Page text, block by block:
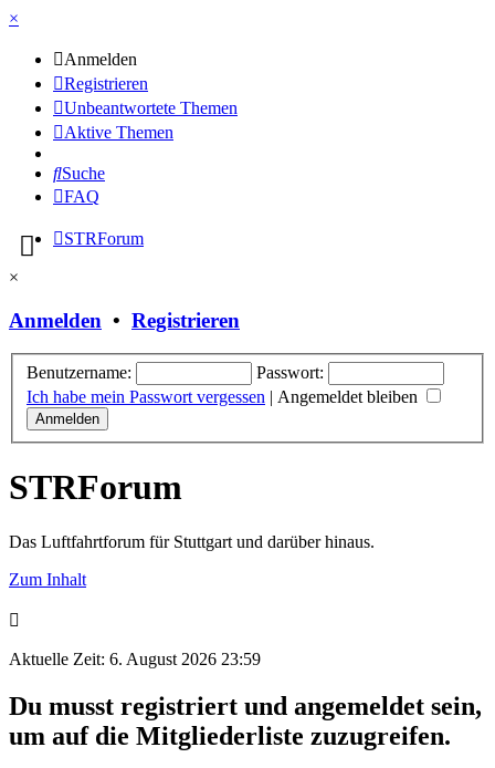
×
Anmelden
Registrieren
Unbeantwortete Themen
Aktive Themen
Suche
FAQ
STRForum
×
Anmelden • Registrieren
Benutzername:
Passwort:
Ich habe mein Passwort vergessen | Angemeldet bleiben
STRForum
Das Luftfahrtforum für Stuttgart und darüber hinaus.
Zum Inhalt
Aktuelle Zeit: 6. August 2026 23:59
Du musst registriert und angemeldet sein,
um auf die Mitgliederliste zuzugreifen.